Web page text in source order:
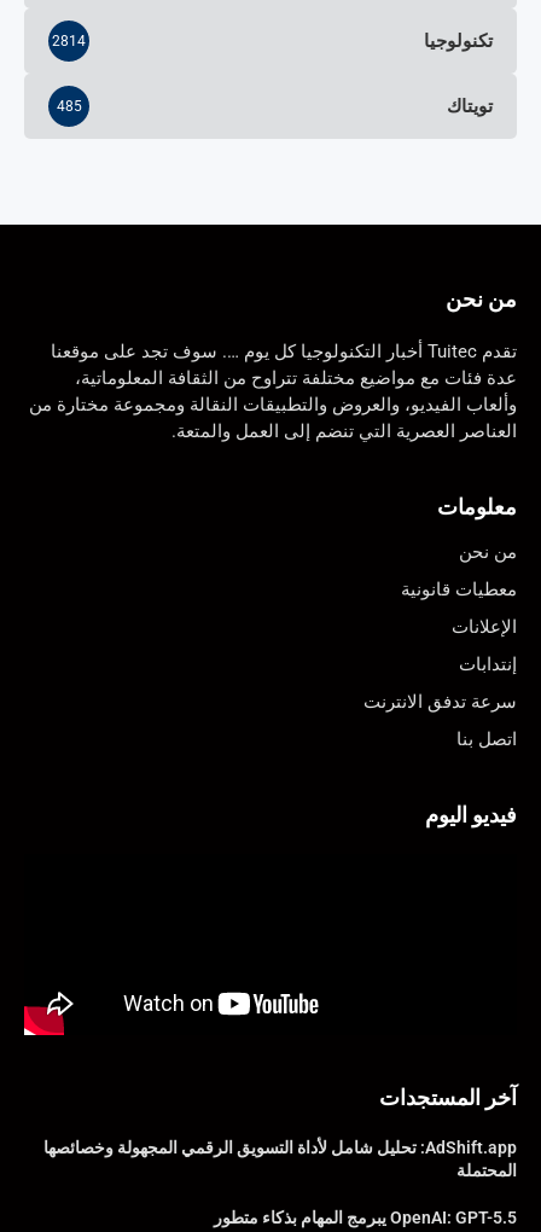
تكنولوجيا 2814
تويتاك 485
من نحن
تقدم Tuitec أخبار التكنولوجيا كل يوم …. سوف تجد على موقعنا
عدة فئات مع مواضيع مختلفة تتراوح من الثقافة المعلوماتية،
وألعاب الفيديو، والعروض والتطبيقات النقالة ومجموعة مختارة من
العناصر العصرية التي تنضم إلى العمل والمتعة.
معلومات
من نحن
معطيات قانونية
الإعلانات
إنتدابات
سرعة تدفق الانترنت
اتصل بنا
فيديو اليوم
آخر المستجدات
AdShift.app: تحليل شامل لأداة التسويق الرقمي المجهولة وخصائصها
المحتملة
OpenAI: GPT-5.5 يبرمج المهام بذكاء متطور